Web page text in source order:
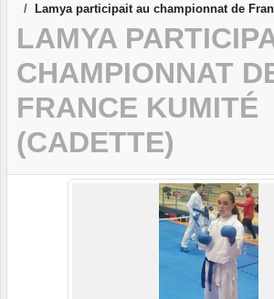
Lamya participait au championnat de
LAMYA
CHAMPIONNAT
FRANCE KUMITÉ
(CADETTE)